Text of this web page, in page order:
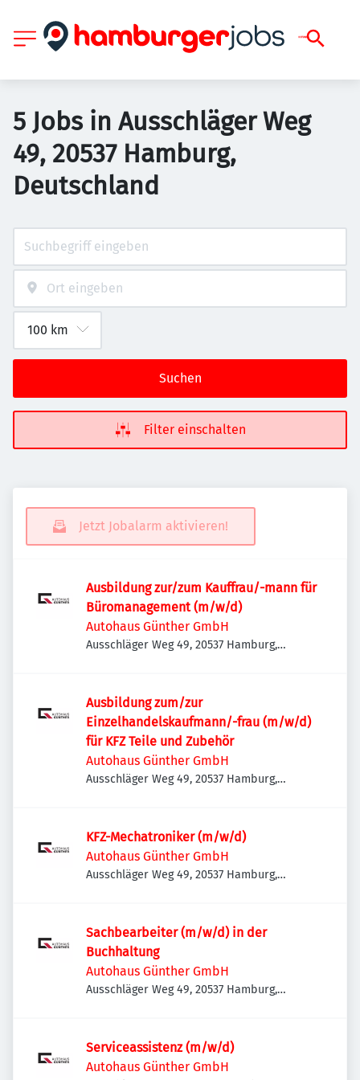
5 Jobs in Ausschläger Weg
49, 20537 Hamburg,
Deutschland
Suchen
Filter einschalten
Jetzt Jobalarm aktivieren!
Ausbildung zur/zum Kauffrau/-mann für
Büromanagement (m/w/d)
Autohaus Günther GmbH
Ausschläger Weg 49, 20537 Hamburg,
Ausbildung zum/zur
Einzelhandelskaufmann/-frau (m/w/d)
für KFZ Teile und Zubehör
Autohaus Günther GmbH
Ausschläger Weg 49, 20537 Hamburg,
KFZ-Mechatroniker (m/w/d)
Autohaus Günther GmbH
Ausschläger Weg 49, 20537 Hamburg,
Sachbearbeiter (m/w/d) in der
Buchhaltung
Autohaus Günther GmbH
Ausschläger Weg 49, 20537 Hamburg,
Serviceassistenz (m/w/d)
Autohaus Günther GmbH